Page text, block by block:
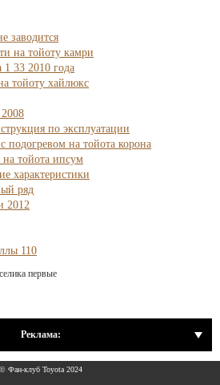
заводится
на тойоту камри
1 33 2010 года
тойоту хайлюкс
по эксплуатации
подогревом на тойота корона
на тойота ипсум
характеристики
ряд
2012
110
первые
Реклама:
© Фан-клуб Toyota 2024